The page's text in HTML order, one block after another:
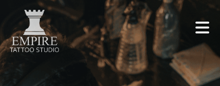
Selecione uma opção do menu.